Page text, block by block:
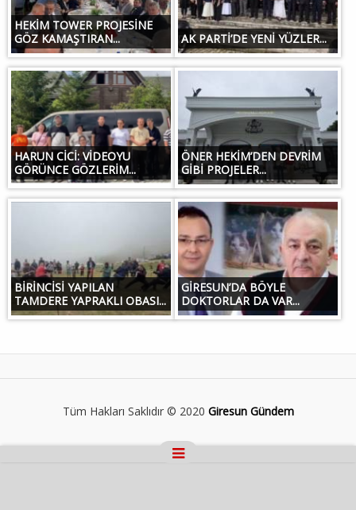
HEKİM TOWER PROJESİNE
GÖZ KAMAŞTIRAN...
AK PARTİ’DE YENİ YÜZLER...
HARUN CİCİ: VİDEOYU
GÖRÜNCE GÖZLERİM...
ÖNER HEKİM’DEN DEVRİM
GİBİ PROJELER...
BİRİNCİSİ YAPILAN
TAMDERE YAPRAKLI OBASI...
GİRESUN’DA BÖYLE
DOKTORLAR DA VAR...
Tüm Hakları Saklıdır © 2020 Giresun Gündem